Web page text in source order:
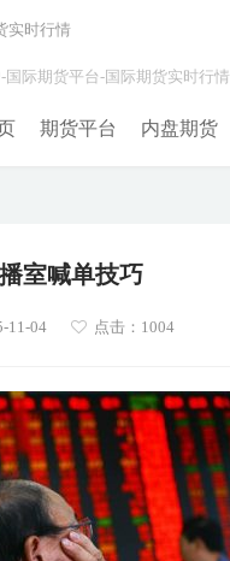
际期货平台-国际期货实时行情
期货平台 内盘期货
实时行情
室喊单技巧
11-04 点击：1004